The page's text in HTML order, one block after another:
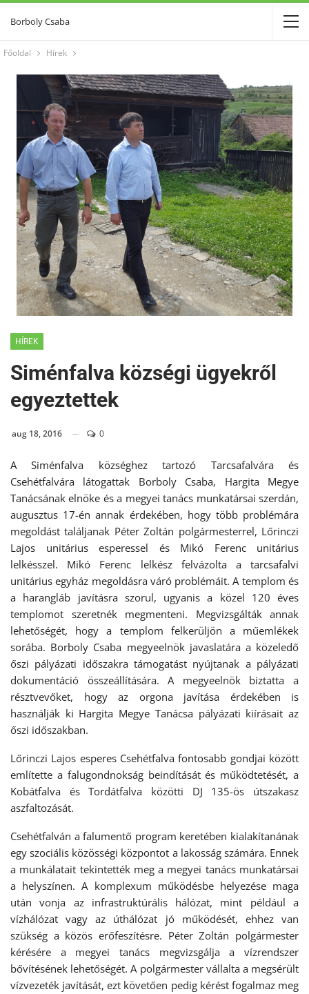
Borboly Csaba
Főoldal Hírek
HÍREK
Siménfalva községi ügyekről
egyeztettek
aug 18, 2016 0
A Siménfalva községhez tartozó Tarcsafalvára és
Csehétfalvára látogattak Borboly Csaba, Hargita Megye
Tanácsának elnöke és a megyei tanács munkatársai szerdán,
augusztus 17-én annak érdekében, hogy több problémára
megoldást találjanak Péter Zoltán polgármesterrel, Lőrinczi
Lajos unitárius esperessel és Mikó Ferenc unitárius
lelkésszel. Mikó Ferenc lelkész felvázolta a tarcsafalvi
unitárius egyház megoldásra váró problémáit. A templom és
a harangláb javításra szorul, ugyanis a közel 120 éves
templomot szeretnék megmenteni. Megvizsgálták annak
lehetőségét, hogy a templom felkerüljön a műemlékek
sorába. Borboly Csaba megyeelnök javaslatára a közeledő
őszi pályázati időszakra támogatást nyújtanak a pályázati
dokumentáció összeállítására. A megyeelnök biztatta a
résztvevőket, hogy az orgona javítása érdekében is
használják ki Hargita Megye Tanácsa pályázati kiírásait az
őszi időszakban.
Lőrinczi Lajos esperes Csehétfalva fontosabb gondjai között
említette a falugondnokság beindítását és működtetését, a
Kobátfalva és Tordátfalva közötti DJ 135-ös útszakasz
aszfaltozását.
Csehétfalván a falumentő program keretében kialakítanának
egy szociális közösségi központot a lakosság számára. Ennek
a munkálatait tekintették meg a megyei tanács munkatársai
a helyszínen. A komplexum működésbe helyezése maga
után vonja az infrastruktúrális hálózat, mint például a
vízhálózat vagy az úthálózat jó működését, ehhez van
szükség a közös erőfeszítésre. Péter Zoltán polgármester
kérésére a megyei tanács megvizsgálja a vízrendszer
bővítésének lehetőségét. A polgármester vállalta a megsérült
vízvezeték javítását, ezt követően pedig kérést fogalmaz meg